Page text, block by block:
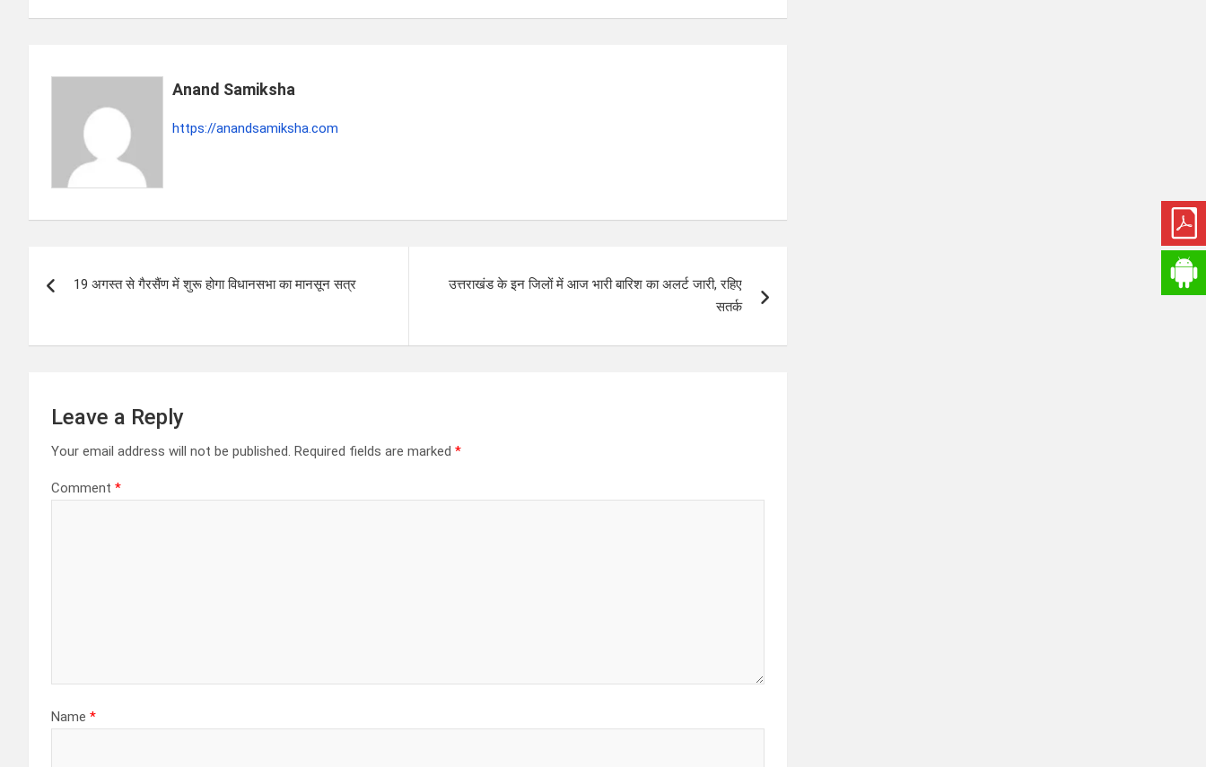
s
p
p
b
o
k
gr e
Anand Samiksha
https://anandsamiksha.com
s
19 अगस्त से गैरसैंण में शुरू होगा विधानसभा का मानसून सत्र
उत्तराखंड के इन जिलों में आज भारी बारिश का अलर्ट जारी, रहिए
सतर्क
Leave a Reply
Your email address will not be published. Required fields are marked *
Comment *
Name *